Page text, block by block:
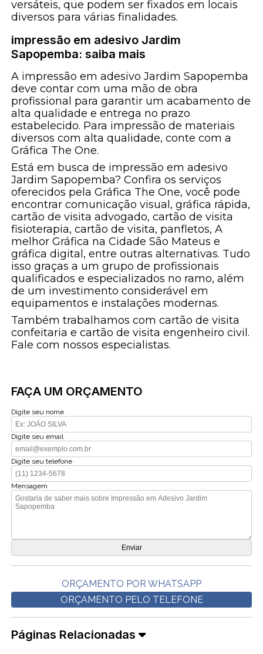
versáteis, que podem ser fixados em locais
diversos para várias finalidades.
impressão em adesivo Jardim
Sapopemba: saiba mais
A impressão em adesivo Jardim Sapopemba
deve contar com uma mão de obra
profissional para garantir um acabamento de
alta qualidade e entrega no prazo
estabelecido. Para impressão de materiais
diversos com alta qualidade, conte com a
Gráfica The One.
Está em busca de impressão em adesivo
Jardim Sapopemba? Confira os serviços
oferecidos pela Gráfica The One, você pode
encontrar comunicação visual, gráfica rápida,
cartão de visita advogado, cartão de visita
fisioterapia, cartão de visita, panfletos, A
melhor Gráfica na Cidade São Mateus e
gráfica digital, entre outras alternativas. Tudo
isso graças a um grupo de profissionais
qualificados e especializados no ramo, além
de um investimento considerável em
equipamentos e instalações modernas.
Também trabalhamos com cartão de visita
confeitaria e cartão de visita engenheiro civil.
Fale com nossos especialistas.
FAÇA UM ORÇAMENTO
Digite seu nome
Digite seu email
Digite seu telefone
Mensagem
ORÇAMENTO POR WHATSAPP
ORÇAMENTO PELO TELEFONE
Páginas Relacionadas